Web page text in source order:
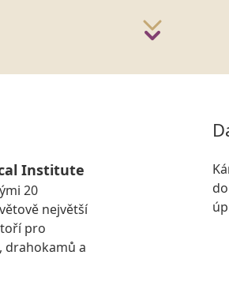
Institute
20
největší
pro
drahokamů a